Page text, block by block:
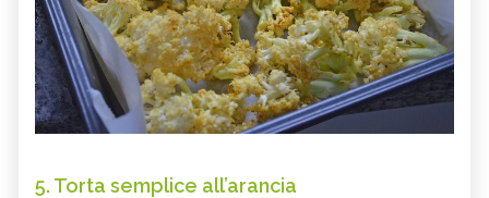
5. Torta semplice all’arancia